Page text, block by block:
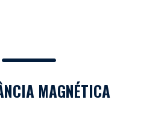
MAGNÉTICA​